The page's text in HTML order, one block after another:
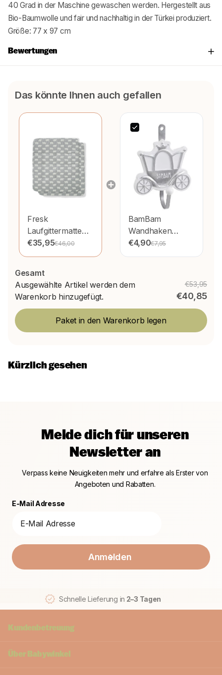
40 Grad in der Maschine gewaschen werden. Hergestellt aus
Bio-Baumwolle und fair und nachhaltig in der Türkei produziert.
Größe: 77 x 97 cm
Bewertungen
Das könnte Ihnen auch gefallen
Fresk
Laufgittermatte
77x97 cm Eisbär
€35,95€46,00
BamBam
Wandhaken
Coach
€4,90€7,95
Gesamt
Ausgewählte Artikel werden dem
Warenkorb hinzugefügt.
€53,95
€40,85
Paket in den Warenkorb legen
Kürzlich gesehen
Melde dich für unseren
Newsletter an
Verpass keine Neuigkeiten mehr und erfahre als Erster von
Angeboten und Rabatten.
E-Mail Adresse
Anmelden
Schnelle Lieferung in 2–3 Tagen
Kundenbetreuung
Über Babywinkel